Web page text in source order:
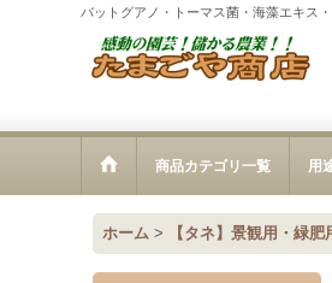
バットグアノ・トーマス菌・海藻エキス
商品カテゴリ一覧 用
ホーム > 【タネ】景観用・緑肥